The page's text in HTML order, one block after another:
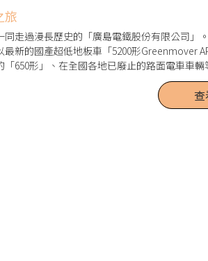
旅
走過漫長歷史的「廣島電鐵股份有限公司」
新的國產超低地板車「5200形Greenmover
650形」、在全國各地已廢止的路面電車車輛
自2026年3月起「循環線」開始運行，讓市中心